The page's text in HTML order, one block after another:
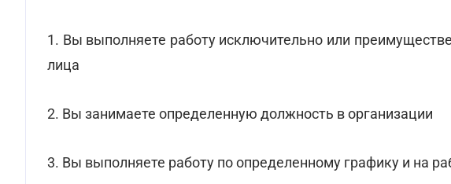
1. Вы выполняете работу исключительно или
лица
2. Вы занимаете определенную должность в организации
3. Вы выполняете работу по определенному графику и на